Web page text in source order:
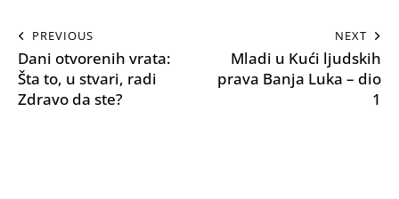
PREVIOUS
Dani otvorenih vrata:
Šta to, u stvari, radi
Zdravo da ste?
NEXT
Mladi u Kući ljudskih
prava Banja Luka – dio
1